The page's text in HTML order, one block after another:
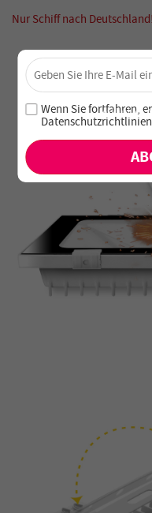
Nur Schiff nach Deutschland!
Sichere dir 4 %
Melde dich für
exklusiven
Wenn Sie fortfahren,